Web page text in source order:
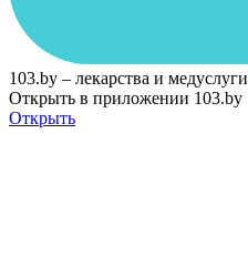
103.by – лекарства и медуслуги
Открыть в приложении 103.by
Открыть